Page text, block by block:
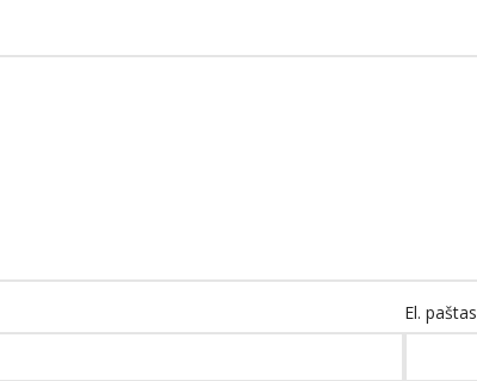
El. paštas